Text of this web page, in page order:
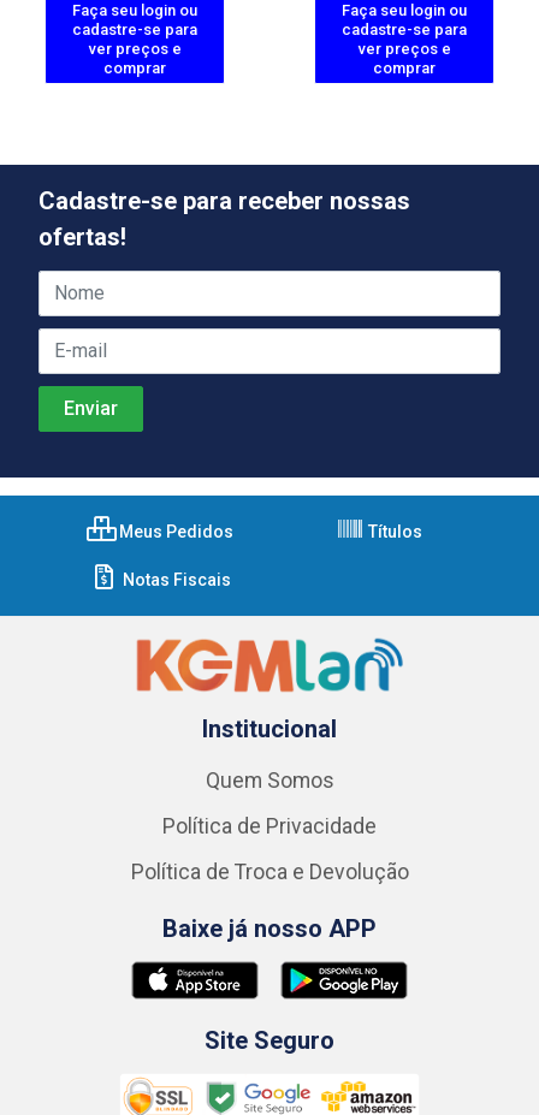
Faça seu login ou
cadastre-se para
ver preços e
comprar
Faça seu login ou
cadastre-se para
ver preços e
comprar
Cadastre-se para receber nossas
ofertas!
Meus Pedidos Títulos
Notas Fiscais
Institucional
Quem Somos
Política de Privacidade
Política de Troca e Devolução
Baixe já nosso APP
Site Seguro